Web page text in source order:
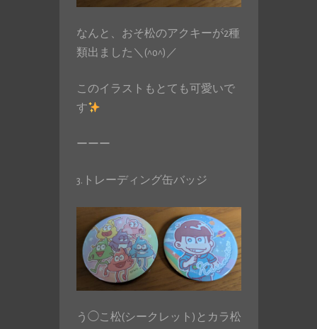
なんと、おそ松のアクキーが2種
類出ました＼(^o^)／
このイラストもとても可愛いで
す
ーーー
3.トレーディング缶バッジ
う◯こ松(シークレット)とカラ松